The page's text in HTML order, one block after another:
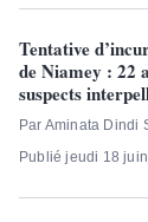
Tentative
de Niamey : 22
suspects
Par Aminata Dindi
Publié jeudi 18